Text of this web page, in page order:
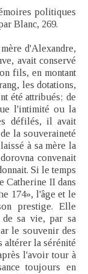
politiques
Blanc, 269.
d'Alexandre,
avait conservé
fils, en montant
les dotations,
été attribués; de
l'intimité ou la
défilés, il avait
la souveraineté
à sa mère la
convenait
Si le temps
Catherine II dans
174», l'âge et le
prestige. Elle
de sa vie, par sa
le souvenir des
altérer la sérénité
l'avoir tour à
toujours en